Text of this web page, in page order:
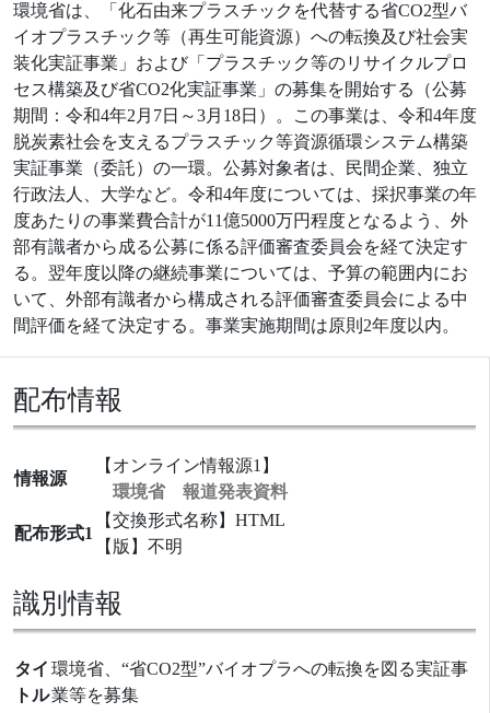
環境省は、「化石由来プラスチックを代替する省CO2型バ
イオプラスチック等（再生可能資源）への転換及び社会実
装化実証事業」および「プラスチック等のリサイクルプロ
セス構築及び省CO2化実証事業」の募集を開始する（公募
期間：令和4年2月7日～3月18日）。この事業は、令和4年度
脱炭素社会を支えるプラスチック等資源循環システム構築
実証事業（委託）の一環。公募対象者は、民間企業、独立
行政法人、大学など。令和4年度については、採択事業の年
度あたりの事業費合計が11億5000万円程度となるよう、外
部有識者から成る公募に係る評価審査委員会を経て決定す
る。翌年度以降の継続事業については、予算の範囲内にお
いて、外部有識者から構成される評価審査委員会による中
間評価を経て決定する。事業実施期間は原則2年度以内。
配布情報
情報源
【オンライン情報源1】
環境省 報道発表資料
配布形式1
【交換形式名称】HTML
【版】不明
識別情報
タイ
トル
環境省、“省CO2型”バイオプラへの転換を図る実証事
業等を募集